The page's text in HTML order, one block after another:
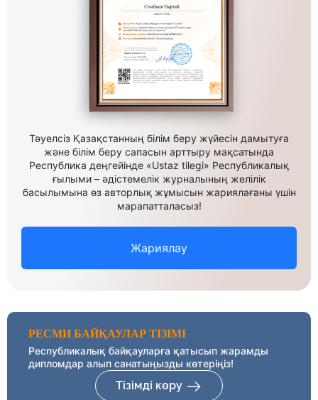
Тәуелсіз Қазақстанның білім беру жүйесін дамытуға
және білім беру сапасын арттыру мақсатында
Республика деңгейінде «Ustaz tilegi» Республикалық
ғылыми – әдістемелік журналының желілік
басылымына өз авторлық жұмысын жариялағаны үшін
марапатталасыз!
Жариялау
РЕСМИ БАЙҚАУЛАР ТІЗІМІ
Республикалық байқауларға қатысып жарамды
дипломдар алып санатыңызды көтеріңіз!
Тізімді көру